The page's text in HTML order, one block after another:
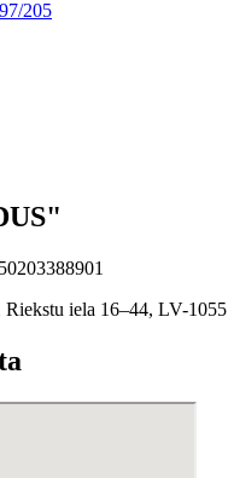
205
50203388901
Riekstu iela 16–44, LV-1055